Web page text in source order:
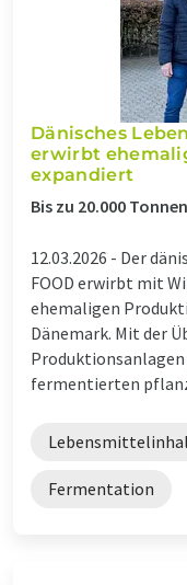
Dänisches
erwirbt
expandiert
Bis zu 20.000
12.03.2026 - Der
FOOD erwirbt mit
ehemaligen
Dänemark. Mit der
fermentierten
Fermentation